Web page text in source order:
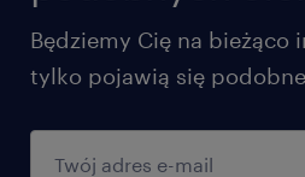
Będziemy Cię na bieżąco
tylko pojawią się